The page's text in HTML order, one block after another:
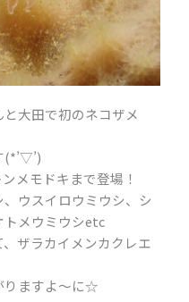
大田で初のネコザメ
(*’▽’)
メモドキまで登場！
ウスイロウミウシ、シ
トメウミウシetc
ザラカイメンカクレエ
りますよ～に☆